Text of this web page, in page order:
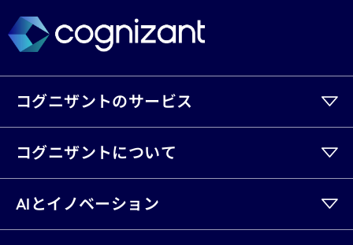
コグニザントのサービス
コグニザントについて
AIとイノベーション